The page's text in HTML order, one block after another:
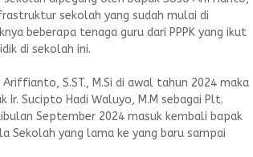
sekolah yang sudah mulai di
beberapa tenaga guru dari PPPK yang ikut
di sekolah ini.
S.ST., M.Si di awal tahun 2024 maka
Sucipto Hadi Waluyo, M.M sebagai Plt.
September 2024 masuk kembali bapak
Sekolah yang lama ke yang baru sampai